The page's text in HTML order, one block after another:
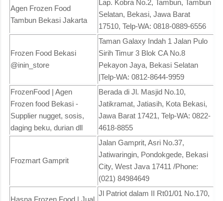
Agen Frozen Food
Tambun Bekasi Jakarta
Lap. Kobra No.2, Tambun, Tambun
Selatan, Bekasi, Jawa Barat
17510, Telp-WA: 0818-0889-6556
Frozen Food Bekasi
@inin_store
Taman Galaxy Indah 1 Jalan Pulo
Sirih Timur 3 Blok CA No.8
Pekayon Jaya, Bekasi Selatan
|Telp-WA: 0812-8644-9959
FrozenFood | Agen
Frozen food Bekasi -
Supplier nugget, sosis,
daging beku, durian dll
Berada di Jl. Masjid No.10,
Jatikramat, Jatiasih, Kota Bekasi,
Jawa Barat 17421, Telp-WA: 0822-
4618-8855
Frozmart Gamprit
Jalan Gamprit, Asri No.37,
Jatiwaringin, Pondokgede, Bekasi
City, West Java 17411 /Phone:
(021) 84984649
Hasna Frozen Food | Jual
Jl Patriot dalam II Rt01/01 No.170,